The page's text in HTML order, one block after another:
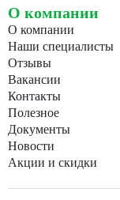
О компании
О компании
Наши специалисты
Отзывы
Вакансии
Контакты
Полезное
Документы
Новости
Акции и скидки